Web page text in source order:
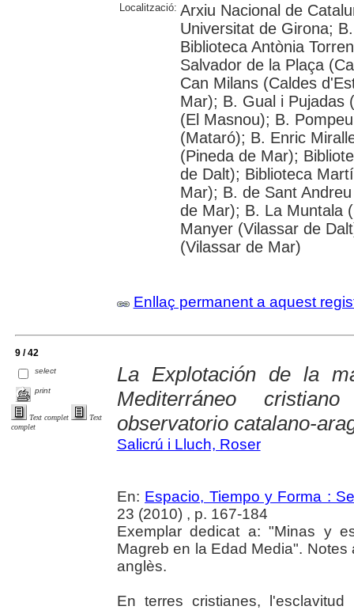
Localització: Arxiu Nacional de
Universitat de Girona;
Biblioteca Antònia
Salvador de la Plaça
Can Milans (Caldes
Mar); B. Gual i Pujadas
(El Masnou); B.
(Mataró); B. Enric
(Pineda de Mar);
de Dalt); Biblioteca
Mar); B. de Sant
de Mar); B. La Muntala
Manyer (Vilassar de
(Vilassar de Mar)
Enllaç permanent a aquest
9 / 42
select
print
Text complet
Text
complet
La Explotación de la
Mediterráneo
observatorio catalano-
Salicrú i Lluch, Roser
En: Espacio, Tiempo y Forma :
23 (2010) , p. 167-184
Exemplar dedicat a: "Minas y
Magreb en la Edad Media".
anglès.
En terres cristianes,